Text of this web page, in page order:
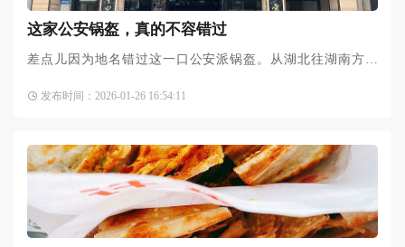
这家公安锅盔，真的不容错过
差点儿因为地名错过这一口公安派锅盔。从湖北往湖南方向
身正气：公安。公安锅盔是
发布时间：2026-01-26 16:54:11